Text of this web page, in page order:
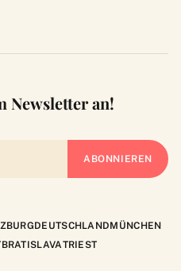
DEUTSCHLANDMÜNCHEN
BRATISLAVATRIEST
Newsletter an!